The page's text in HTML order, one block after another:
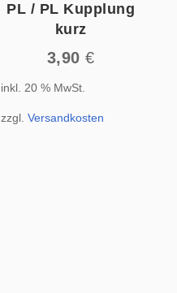
PL / PL Kupplung
kurz
3,90€
inkl. 20 % MwSt.
zzgl.Versandkosten